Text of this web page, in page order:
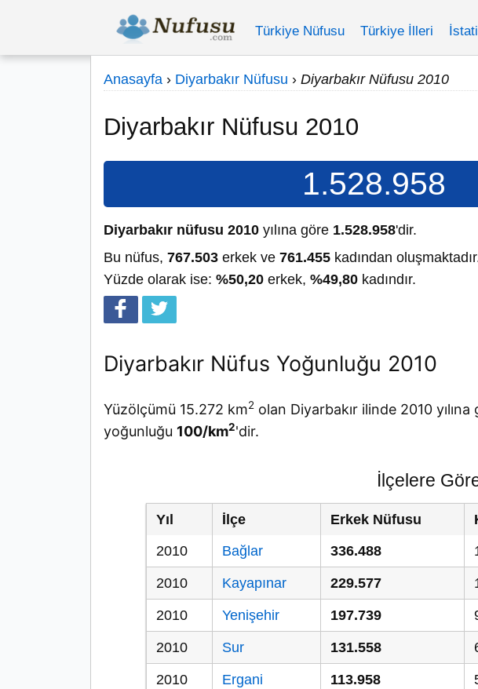
Türkiye Nüfusu Türkiye İlleri
Anasayfa › Diyarbakır Nüfusu › Diyarbakır Nüfusu 2010
Diyarbakır Nüfusu 2010
1.528.958
Diyarbakır nüfusu 2010 yılına göre 1.528.958'dir.
Bu nüfus, 767.503 erkek ve 761.455 kadından
Yüzde olarak ise: %50,20 erkek, %49,80 kadındır.
Diyarbakır Nüfus Yoğunluğu 2010
Yüzölçümü 15.272 km2 olan Diyarbakır ilinde 2010
yoğunluğu 100/km2'dir.
İlçelere
Yıl İlçe Erkek Nüfusu
2010
Bağlar 336.488
2010 Kayapınar 229.577
2010 Yenişehir 197.739
2010 Sur 131.558
2010 Ergani 113.958